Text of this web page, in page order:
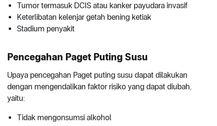
Tumor termasuk DCIS atau kanker payudara invasif
Keterlibatan kelenjar getah bening ketiak
Stadium penyakit
Pencegahan Paget Puting Susu
Upaya pencegahan Paget puting susu dapat dilakukan
dengan mengendalikan faktor risiko yang dapat diubah,
yaitu:
Tidak mengonsumsi alkohol